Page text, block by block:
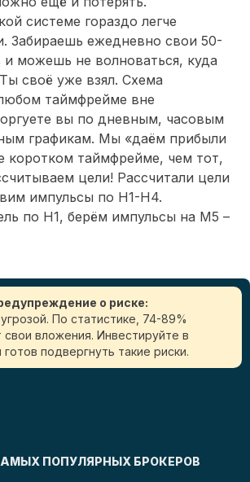
системе гораздо легче
Забираешь ежедневно свои 50-
и можешь не волноваться, куда
своё уже взял. Схема
таймфрейме вне
вы по дневным, часовым
графикам. Мы «даём прибыли
коротком таймфрейме, чем тот,
цели! Рассчитали цели
импульсы по Н1-Н4.
по Н1, берём импульсы на М5 –
о риске:
По статистике, 74-89%
вложения. Инвестируйте в
подвергнуть такие риски.
ПОПУЛЯРНЫХ БРОКЕРОВ